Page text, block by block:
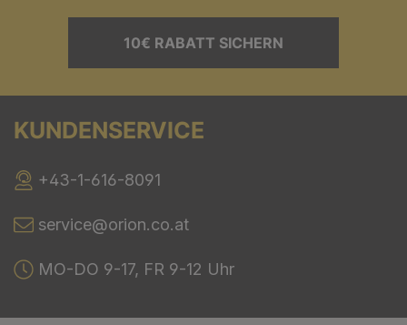
10€ RABATT SICHERN
KUNDENSERVICE
+43-1-616-8091
service@orion.co.at
MO-DO 9-17, FR 9-12 Uhr